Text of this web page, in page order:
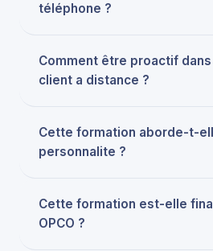
téléphone ?
Comment être proactif
client a distance ?
Cette formation aborde-t-
personnalite ?
Cette formation est-elle
OPCO ?